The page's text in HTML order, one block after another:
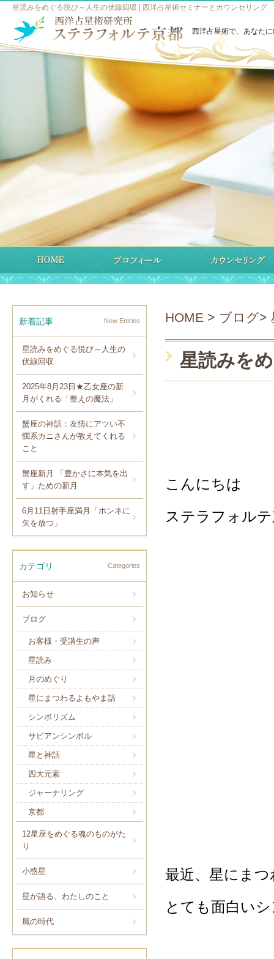
星読みをめぐる悦び～人生の伏線回収 | 西洋占星術セミナーとカウンセリング
西洋占星術で、あなた
新着記事 New Entries
星読みをめぐる悦び～人生の
伏線回収
2025年8月23日★乙女座の新
月がくれる「整えの魔法」
蟹座の神話：友情にアツい不
憫系カニさんが教えてくれる
こと
蟹座新月 「豊かさに本気を出
す」ための新月
6月11日射手座満月「ホンネに
矢を放つ」
カテゴリ Categories
お知らせ
ブログ
お客様・受講生の声
星読み
月のめぐり
星にまつわるよもやま話
シンボリズム
サビアンシンボル
星と神話
四大元素
ジャーナリング
京都
12星座をめぐる魂のものがた
り
小惑星
星が語る、わたしのこと
風の時代
HOME > ブログ>
星読みを
こんにちは
ステラフォル
最近、星にまつ
とても面白い